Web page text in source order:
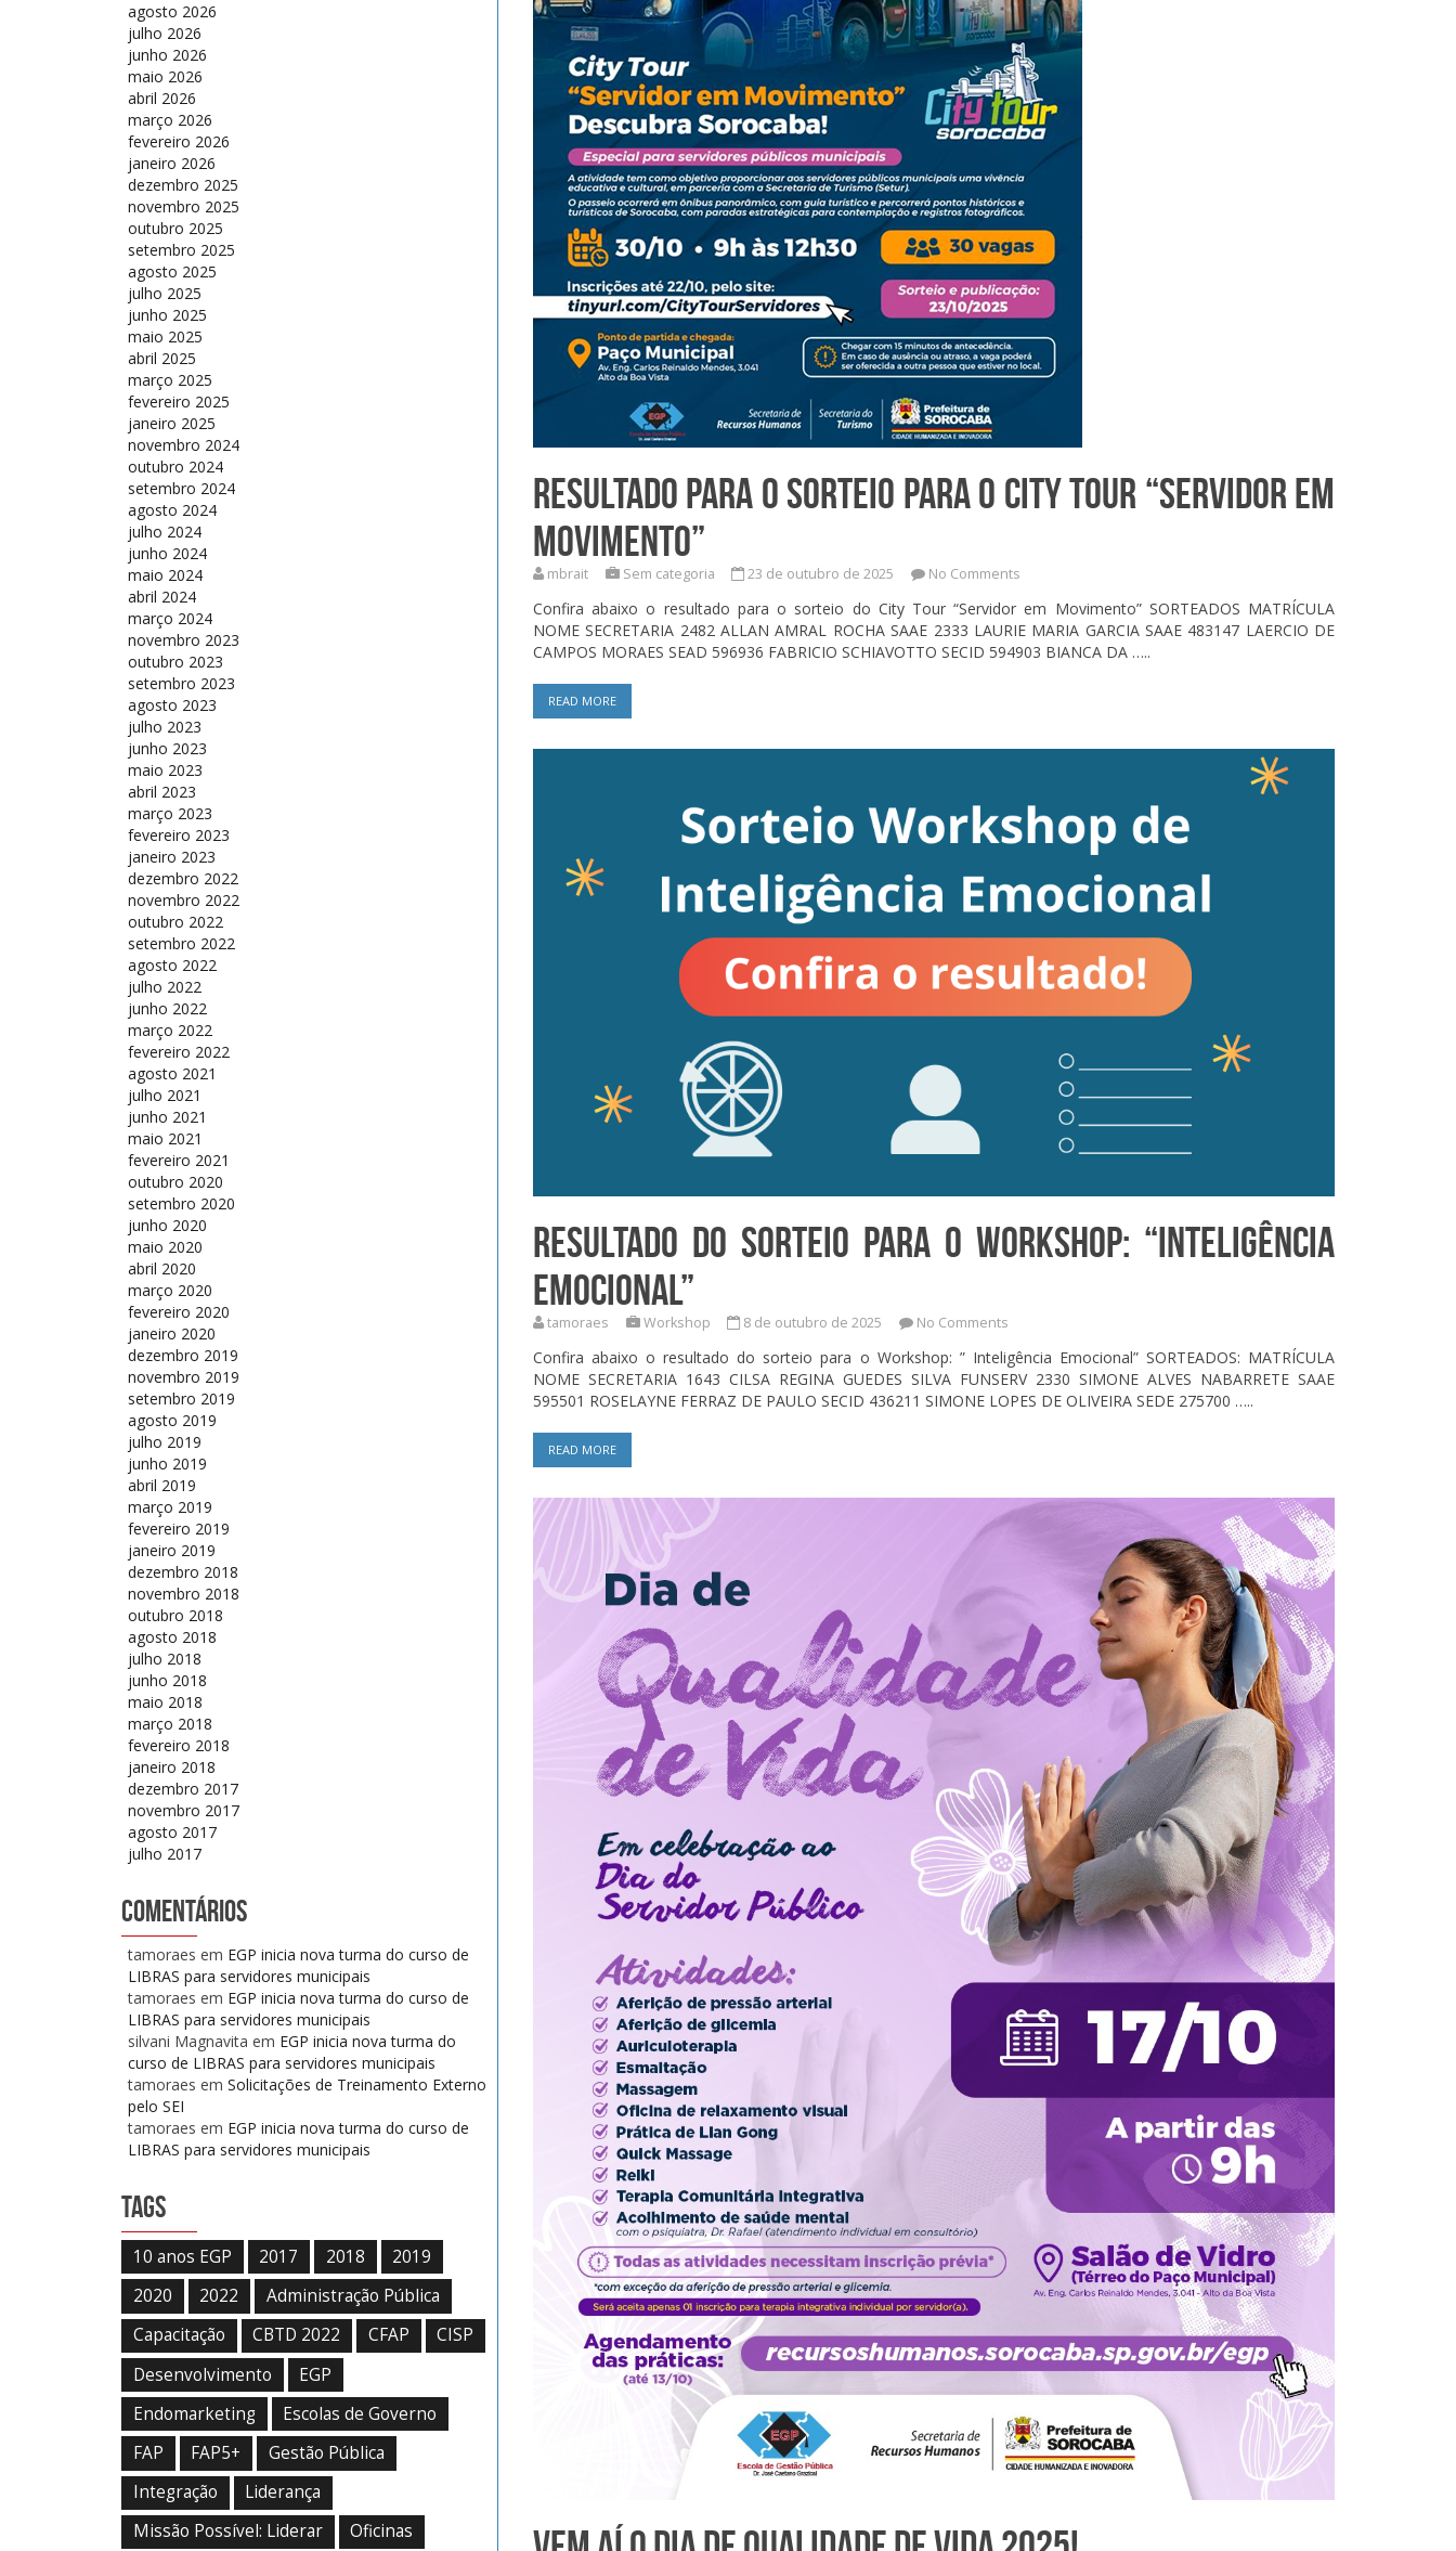
RESULTADO PARA O SORTEIO PARA O CITY TOUR “SERVIDOR EM
MOVIMENTO”
mbrait Sem categoria 23 de outubro de 2025 No Comments
Confira abaixo o resultado para o sorteio do City Tour “Servidor em Movimento” SORTEADOS MATRÍCULA
NOME SECRETARIA 2482 ALLAN AMRAL ROCHA SAAE 2333 LAURIE MARIA GARCIA SAAE 483147 LAERCIO DE
CAMPOS MORAES SEAD 596936 FABRICIO SCHIAVOTTO SECID 594903 BIANCA DA …..
READ MORE
RESULTADO DO SORTEIO PARA O WORKSHOP: “INTELIGÊNCIA
EMOCIONAL”
tamoraes Workshop 8 de outubro de 2025 No Comments
Confira abaixo o resultado do sorteio para o Workshop: ” Inteligência Emocional” SORTEADOS: MATRÍCULA
NOME SECRETARIA 1643 CILSA REGINA GUEDES SILVA FUNSERV 2330 SIMONE ALVES NABARRETE SAAE
595501 ROSELAYNE FERRAZ DE PAULO SECID 436211 SIMONE LOPES DE OLIVEIRA SEDE 275700 …..
READ MORE
agosto 2026
julho 2026
junho 2026
maio 2026
abril 2026
março 2026
fevereiro 2026
janeiro 2026
dezembro 2025
novembro 2025
outubro 2025
setembro 2025
agosto 2025
julho 2025
junho 2025
maio 2025
abril 2025
março 2025
fevereiro 2025
janeiro 2025
novembro 2024
outubro 2024
setembro 2024
agosto 2024
julho 2024
junho 2024
maio 2024
abril 2024
março 2024
novembro 2023
outubro 2023
setembro 2023
agosto 2023
julho 2023
junho 2023
maio 2023
abril 2023
março 2023
fevereiro 2023
janeiro 2023
dezembro 2022
novembro 2022
outubro 2022
setembro 2022
agosto 2022
julho 2022
junho 2022
março 2022
fevereiro 2022
agosto 2021
julho 2021
junho 2021
maio 2021
fevereiro 2021
outubro 2020
setembro 2020
junho 2020
maio 2020
abril 2020
março 2020
fevereiro 2020
janeiro 2020
dezembro 2019
novembro 2019
setembro 2019
agosto 2019
julho 2019
junho 2019
abril 2019
março 2019
fevereiro 2019
janeiro 2019
dezembro 2018
novembro 2018
outubro 2018
agosto 2018
julho 2018
junho 2018
maio 2018
março 2018
fevereiro 2018
janeiro 2018
dezembro 2017
novembro 2017
agosto 2017
julho 2017
Comentários
tamoraes em EGP inicia nova turma do curso de
LIBRAS para servidores municipais
tamoraes em EGP inicia nova turma do curso de
LIBRAS para servidores municipais
silvani Magnavita em EGP inicia nova turma do
curso de LIBRAS para servidores municipais
tamoraes em Solicitações de Treinamento Externo
pelo SEI
tamoraes em EGP inicia nova turma do curso de
LIBRAS para servidores municipais
Tags
10 anos EGP 2017 2018
2019
2020
2022
Administração Pública
Capacitação
CBTD 2022 CFAP
CISP
Desenvolvimento
EGP
Endomarketing
Escolas de Governo
FAP
FAP5+
Gestão Pública
Integração
Liderança
Missão Possível: Liderar
Oficinas